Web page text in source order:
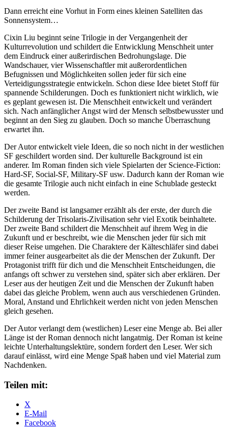
Dann erreicht eine Vorhut in Form eines kleinen Satelliten das
Sonnensystem…
Cixin Liu beginnt seine Trilogie in der Vergangenheit der
Kulturrevolution und schildert die Entwicklung Menschheit unter
dem Eindruck einer außerirdischen Bedrohungslage. Die
Wandschauer, vier Wissenschaftler mit außerordentlichen
Befugnissen und Möglichkeiten sollen jeder für sich eine
Verteidigungsstrategie entwickeln. Schon diese Idee bietet Stoff für
spannende Schilderungen. Doch es funktioniert nicht wirklich, wie
es geplant gewesen ist. Die Menschheit entwickelt und verändert
sich. Nach anfänglicher Angst wird der Mensch selbstbewusster und
beginnt an den Sieg zu glauben. Doch so manche Überraschung
erwartet ihn.
Der Autor entwickelt viele Ideen, die so noch nicht in der westlichen
SF geschildert worden sind. Der kulturelle Background ist ein
anderer. Im Roman finden sich viele Spielarten der Science-Fiction:
Hard-SF, Social-SF, Military-SF usw. Dadurch kann der Roman wie
die gesamte Trilogie auch nicht einfach in eine Schublade gesteckt
werden.
Der zweite Band ist langsamer erzählt als der erste, der durch die
Schilderung der Trisolaris-Zivilisation sehr viel Exotik beinhaltete.
Der zweite Band schildert die Menschheit auf ihrem Weg in die
Zukunft und er beschreibt, wie die Menschen jeder für sich mit
dieser Reise umgehen. Die Charaktere der Kälteschläfer sind dabei
immer feiner ausgearbeitet als die der Menschen der Zukunft. Der
Protagonist trifft für dich und die Menschheit Entscheidungen, die
anfangs oft schwer zu verstehen sind, später sich aber erklären. Der
Leser aus der heutigen Zeit und die Menschen der Zukunft haben
dabei das gleiche Problem, wenn auch aus verschiedenen Gründen.
Moral, Anstand und Ehrlichkeit werden nicht von jeden Menschen
gleich gesehen.
Der Autor verlangt dem (westlichen) Leser eine Menge ab. Bei aller
Länge ist der Roman dennoch nicht langatmig. Der Roman ist keine
leichte Unterhaltungslektüre, sondern fordert den Leser. Wer sich
darauf einlässt, wird eine Menge Spaß haben und viel Material zum
Nachdenken.
Teilen mit:
X
E-Mail
Facebook